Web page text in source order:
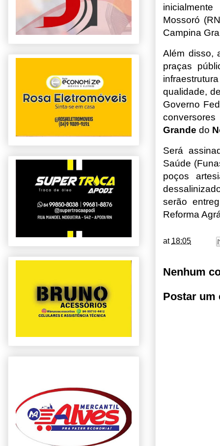
Mossoró
Campina
Além disso,
praças
qualidade,
Governo
Grande do
Será
Saúde
poços
serão
Reforma
at 18:05
Nenhum
Postar um